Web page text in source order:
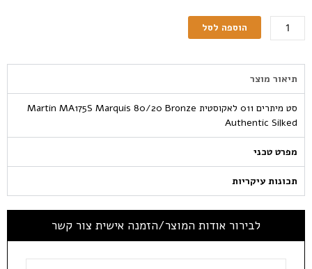
הוספה לסל
תיאור מוצר
סט מיתרים 011 לאקוסטית Martin MA175S Marquis 80/20 Bronze
Authentic Silked
מפרט טכני
תכונות עיקריות
לבירור אודות המוצר/הזמנה אישית צור קשר